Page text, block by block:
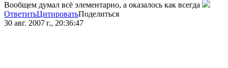
Вообщем думал всё элементарно, а оказалось как всегда
ОтветитьЦитироватьПоделиться
30 авг. 2007 г., 20:36:47